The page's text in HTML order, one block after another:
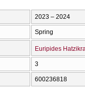
2023 – 2024
Spring
Euripides
3
600236818